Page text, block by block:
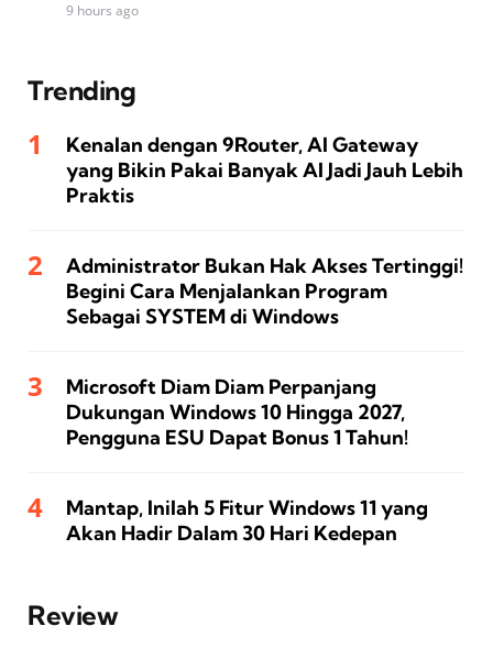
9 hours ago
Trending
Kenalan dengan 9Router, AI Gateway
yang Bikin Pakai Banyak AI Jadi Jauh Lebih
Praktis
Administrator Bukan Hak Akses Tertinggi!
Begini Cara Menjalankan Program
Sebagai SYSTEM di Windows
Microsoft Diam Diam Perpanjang
Dukungan Windows 10 Hingga 2027,
Pengguna ESU Dapat Bonus 1 Tahun!
Mantap, Inilah 5 Fitur Windows 11 yang
Akan Hadir Dalam 30 Hari Kedepan
Review